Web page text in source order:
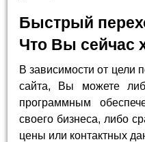
Быстрый
Что Вы сейчас
В зависимости от цели
сайта, Вы можете
программным
своего бизнеса, либо
цены или контактных